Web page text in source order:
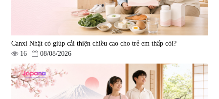
Canxi Nhật có giúp cải thiện chiều cao cho trẻ em thấp còi?
16
08/08/2026